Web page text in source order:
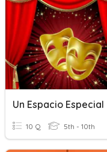
Un Espacio Especial
10 Q 5th - 10th